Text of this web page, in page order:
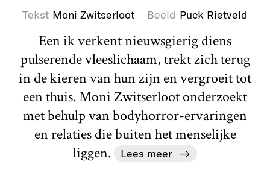
Tekst Moni Zwitserloot Beeld Puck Rietveld
Een ik verkent nieuwsgierig diens
pulserende vleeslichaam, trekt zich terug
in de kieren van hun zijn en vergroeit tot
een thuis. Moni Zwitserloot onderzoekt
met behulp van bodyhorror-ervaringen
en relaties die buiten het menselijke
liggen.
Lees meer